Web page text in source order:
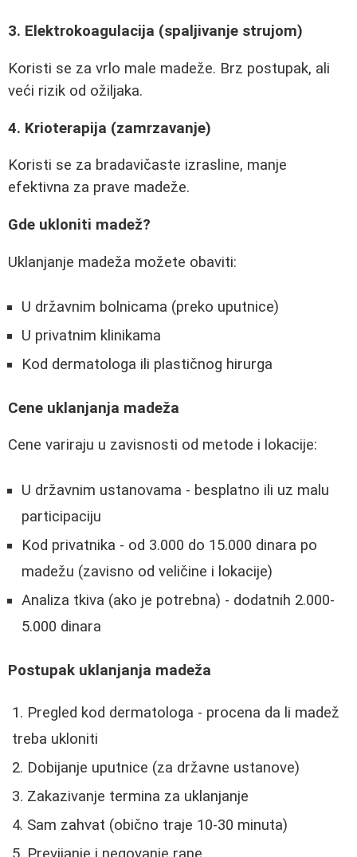
3. Elektrokoagulacija (spaljivanje strujom)
Koristi se za vrlo male madeže. Brz postupak, ali
veći rizik od ožiljaka.
4. Krioterapija (zamrzavanje)
Koristi se za bradavičaste izrasline, manje
efektivna za prave madeže.
Gde ukloniti madež?
Uklanjanje madeža možete obaviti:
U državnim bolnicama (preko uputnice)
U privatnim klinikama
Kod dermatologa ili plastičnog hirurga
Cene uklanjanja madeža
Cene variraju u zavisnosti od metode i lokacije:
U državnim ustanovama - besplatno ili uz malu
participaciju
Kod privatnika - od 3.000 do 15.000 dinara po
madežu (zavisno od veličine i lokacije)
Analiza tkiva (ako je potrebna) - dodatnih 2.000-
5.000 dinara
Postupak uklanjanja madeža
Pregled kod dermatologa - procena da li madež
treba ukloniti
Dobijanje uputnice (za državne ustanove)
Zakazivanje termina za uklanjanje
Sam zahvat (obično traje 10-30 minuta)